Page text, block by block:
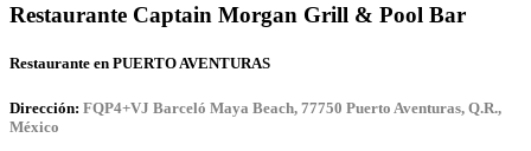
Restaurante Captain Morgan Grill & Pool Bar
Restaurante en PUERTO AVENTURAS
Dirección: FQP4+VJ Barceló Maya Beach, 77750 Puerto Aventuras, Q.R.,
México